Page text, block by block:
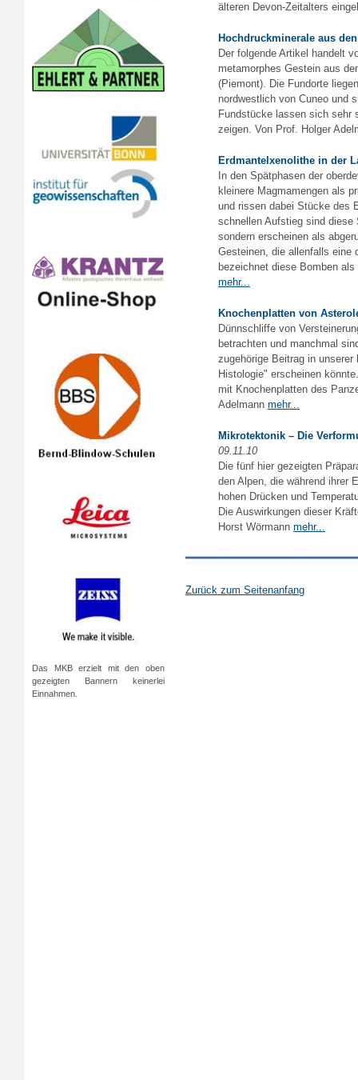
Das MKB erzielt mit den oben
gezeigten Bannern keinerlei
Einnahmen.
älteren Devon-Zeitalters
Hochdruckminerale aus
Der folgende Artikel handelt
metamorphes Gestein aus
(Piemont). Die Fundorte
nordwestlich von Cuneo und
Fundstücke lassen sich sehr
zeigen. Von Prof. Holger
Erdmantelxenolithe in der
In den Spätphasen der
kleinere Magmamengen als
und rissen dabei Stücke des
schnellen Aufstieg sind
sondern erscheinen als
Gesteinen, die allenfalls eine
bezeichnet diese Bomben
mehr...
Knochenplatten von
Dünnschliffe von
betrachten und manchmal
zugehörige Beitrag in
Histologie" erscheinen
mit Knochenplatten des
Adelmann mehr...
Mikrotektonik – Die
09.11.10
Die fünf hier gezeigten
den Alpen, die während ihrer
hohen Drücken und
Die Auswirkungen dieser
Horst Wörmann mehr...
Zurück zum Seitenanfang